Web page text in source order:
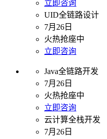
立即咨询
UID全链路设计
7月26日
火热抢座中
立即咨询
Java全链路开发
7月26日
火热抢座中
立即咨询
云计算全栈开发
7月26日